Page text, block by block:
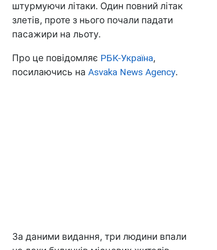
штурмуючи літаки. Один повний літак
злетів, проте з нього почали падати
пасажири на льоту.
Про це повідомляє РБК-Україна,
посилаючись на Asvaka News Agency.
За даними видання, три людини впали